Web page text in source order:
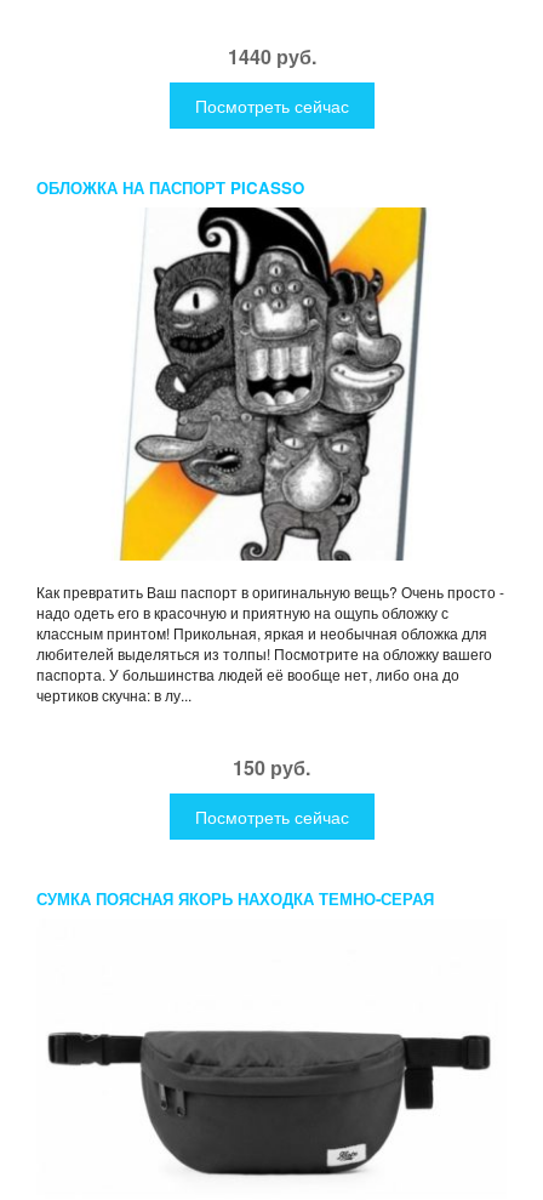
1440 руб.
Посмотреть сейчас
ОБЛОЖКА НА ПАСПОРТ PICASSO
Как превратить Ваш паспорт в оригинальную вещь? Очень просто -
надо одеть его в красочную и приятную на ощупь обложку с
классным принтом! Прикольная, яркая и необычная обложка для
любителей выделяться из толпы! Посмотрите на обложку вашего
паспорта. У большинства людей её вообще нет, либо она до
чертиков скучна: в лу...
150 руб.
Посмотреть сейчас
СУМКА ПОЯСНАЯ ЯКОРЬ НАХОДКА ТЕМНО-СЕРАЯ